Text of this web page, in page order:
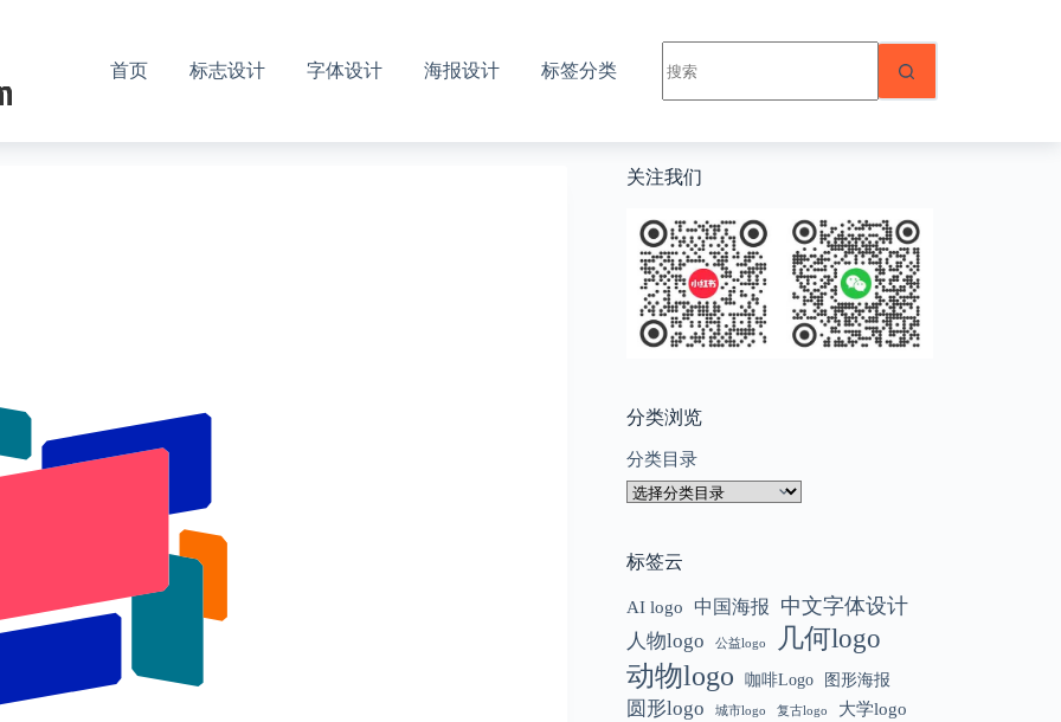
首页 标志设计 字体设计 海报设计 标签分类
结
果
关注我们
分类浏览
分类目录
标签云
AI logo 中国海报 中文字体设计
人物logo 公益logo
几何logo
动物logo
咖啡Logo 图形海报
圆形logo 城市logo 复古logo 大学logo